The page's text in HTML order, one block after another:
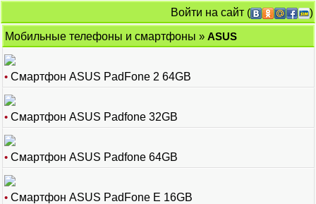
Войти на сайт (
)
Мобильные телефоны и смартфоны » ASUS
• Смартфон ASUS PadFone 2 64GB
• Смартфон ASUS Padfone 32GB
• Смартфон ASUS Padfone 64GB
• Смартфон ASUS PadFone E 16GB